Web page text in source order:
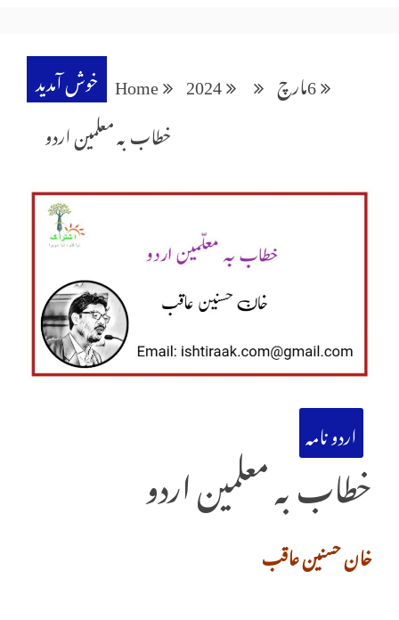
خوش آمدید Home 2024 مارچ6
خطاب بہ معلمین اردو
اردو نامہ
خطاب بہ معلمین اردو
خان حسنین عاقب